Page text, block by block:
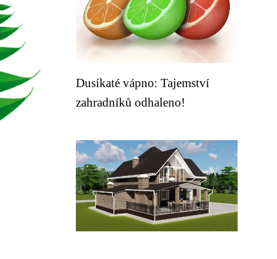
Dusíkaté vápno: Tajemství
zahradníků odhaleno!